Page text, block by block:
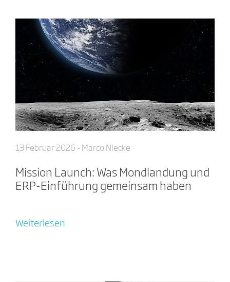
13 Februar 2026 - Marco Niecke
Mission Launch: Was Mondlandung und
ERP-Einführung gemeinsam haben
Weiterlesen